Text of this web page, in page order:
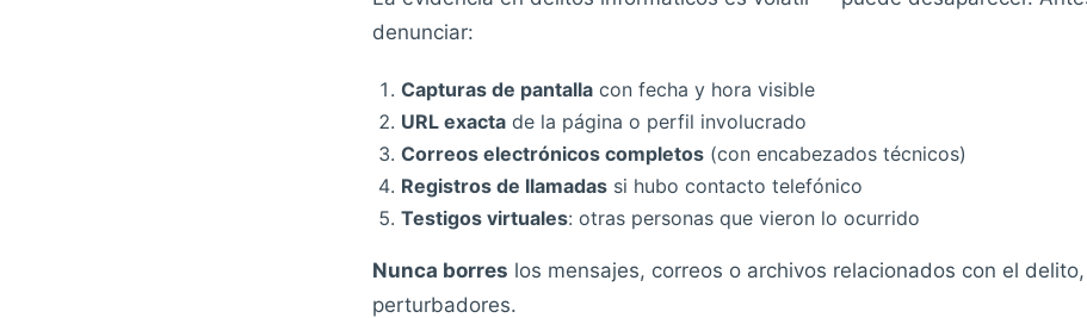
denunciar:
Capturas de pantalla con fecha y hora visible
URL exacta de la página o perfil involucrado
Correos electrónicos completos (con encabezados técnicos)
Registros de llamadas si hubo contacto telefónico
Testigos virtuales: otras personas que vieron lo ocurrido
Nunca borres los mensajes, correos o archivos relacionados con el
perturbadores.